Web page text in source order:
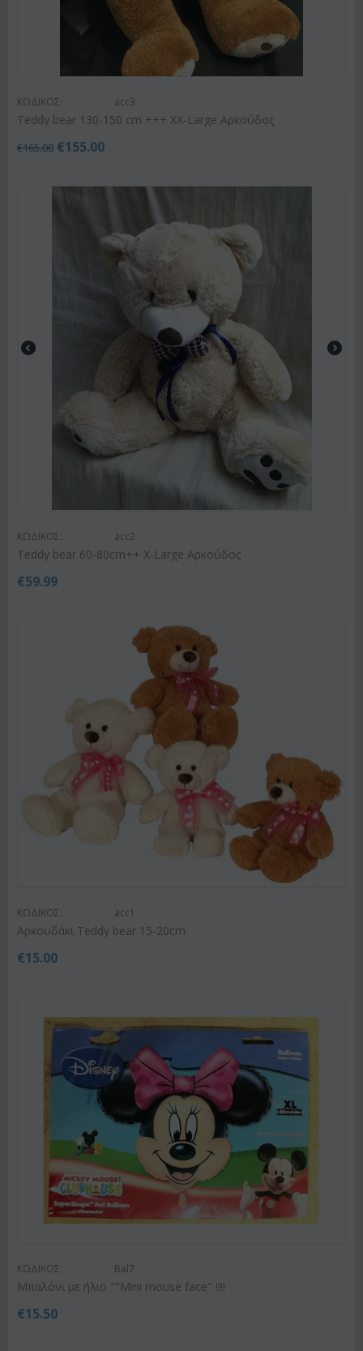
ΚΩΔΙΚΟΣ: acc3
Teddy bear 130-150 cm +++ XX-Large Αρκούδος
€165.00 €155.00
ΚΩΔΙΚΟΣ: acc2
Teddy bear 60-80cm++ X-Large Αρκούδος
€59.99
ΚΩΔΙΚΟΣ: acc1
Αρκουδάκι Teddy bear 15-20cm
€15.00
ΚΩΔΙΚΟΣ: Bal7
Μπαλόνι με ήλιο ""Mini mouse face" !!!!
€15.50